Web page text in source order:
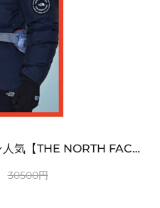
ノースフェイス 偽物 ダウン人気【THE NORTH FACE】M'S 7 SUMMIT HIM...
30500円